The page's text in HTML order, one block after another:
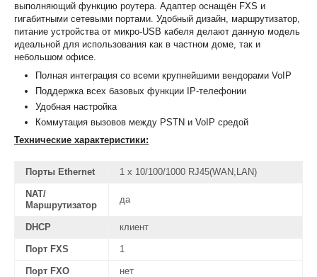
выполняющий функцию роутера. Адаптер оснащён FXS и
гигабитными сетевыми портами. Удобный дизайн, маршрутизатор,
питание устройства от микро-USB кабеля делают данную модель
идеальной для использования как в частном доме, так и
небольшом офисе.
Полная интеграция со всеми крупнейшими вендорами VoIP
Поддержка всех базовых функции IP-телефонии
Удобная настройка
Коммутация вызовов между PSTN и VoIP средой
Технические характеристики:
Порты Ethernet 1 х 10/100/1000 RJ45(WAN,LAN)
NAT/
Маршрутизатор
да
DHCP клиент
Порт FXS 1
Порт FXO нет